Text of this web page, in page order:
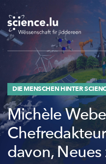
Skip
main
content
DIE MENSCHEN HINTER
Michèle
davon,